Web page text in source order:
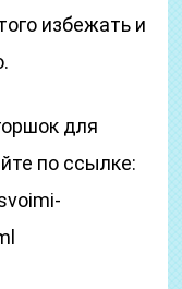
избежать и
для
по ссылке: